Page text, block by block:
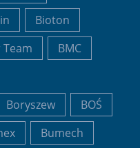
Bioton
BMC
Boryszew
BOŚ
Bumech